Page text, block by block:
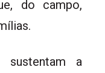
do campo,
sustentam a